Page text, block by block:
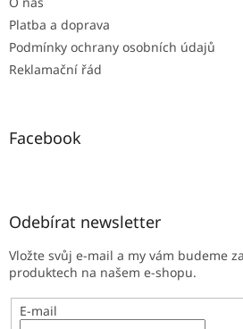
Platba a doprava
Podmínky ochrany osobních údajů
Reklamační řád
Facebook
Odebírat newsletter
Vložte svůj e-mail a my vám budeme
produktech na našem e-shopu.
E-mail